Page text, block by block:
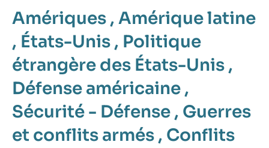
Amériques , Amérique latine
, États-Unis , Politique
étrangère des États-Unis ,
Défense américaine ,
Sécurité - Défense , Guerres
et conflits armés , Conflits